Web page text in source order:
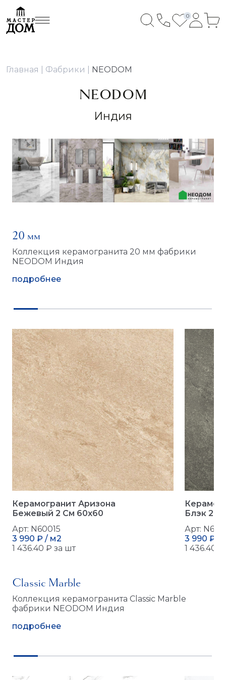
0
Главная Фабрики NEODOM
NEODOM
Индия
20 мм
Коллекция керамогранита 20 мм фабрики
NEODOM Индия
подробнее
Керамогранит Аризона
Бежевый 2 См 60x60
Арт: N60015
3 990 ₽ / м2
1 436.40 ₽ за шт
Блэк 2
Арт:
3 990 ₽ /
1 436.40
Classic Marble
Коллекция керамогранита Classic Marble
фабрики NEODOM Индия
подробнее